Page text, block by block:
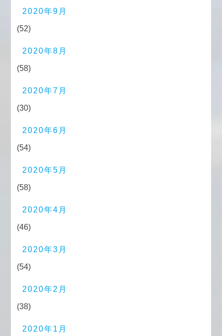
2020年9月
(52)
2020年8月
(58)
2020年7月
(30)
2020年6月
(54)
2020年5月
(58)
2020年4月
(46)
2020年3月
(54)
2020年2月
(38)
2020年1月